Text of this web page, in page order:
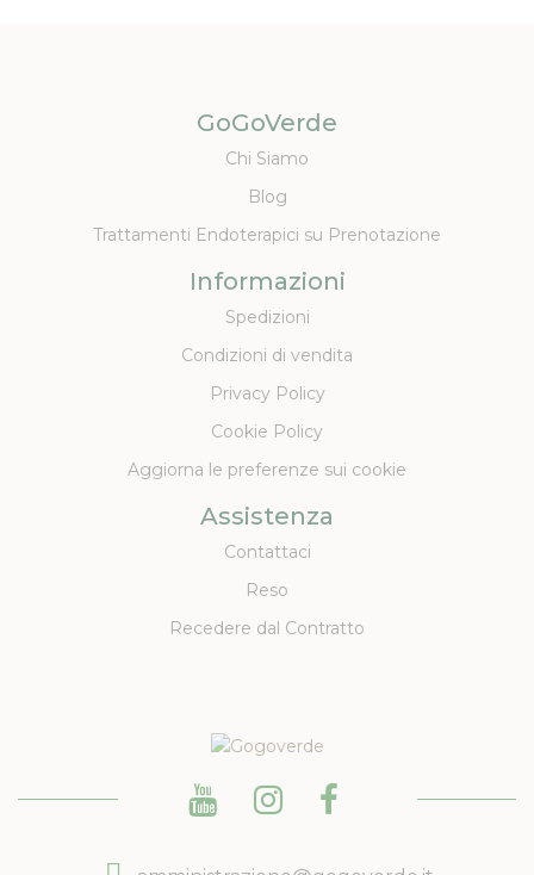
GoGoVerde
Chi Siamo
Blog
Trattamenti Endoterapici su Prenotazione
Informazioni
Spedizioni
Condizioni di vendita
Privacy Policy
Cookie Policy
Aggiorna le preferenze sui cookie
Assistenza
Contattaci
Reso
Recedere dal Contratto